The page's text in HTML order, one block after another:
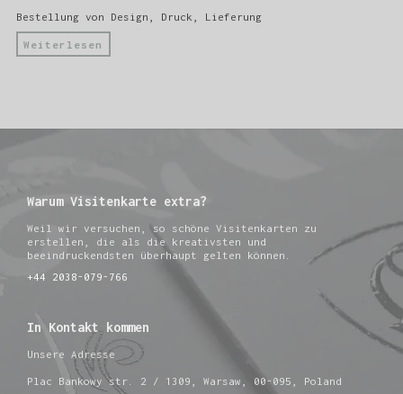
Bestellung von Design, Druck, Lieferung
Weiterlesen
Warum Visitenkarte extra?
Weil wir versuchen, so schöne Visitenkarten zu
erstellen, die als die kreativsten und
beeindruckendsten überhaupt gelten können.
+44 2038-079-766
In Kontakt kommen
Unsere Adresse
Plac Bankowy str. 2 / 1309, Warsaw, 00-095, Poland